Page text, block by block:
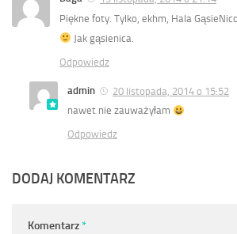
Piękne foty. Tylko, ekhm, Hala
Jak gąsienica.
Odpowiedz
admin
20 listopada, 2014 o 15:52
nawet nie zauważyłam
Odpowiedz
DODAJ KOMENTARZ
Komentarz*